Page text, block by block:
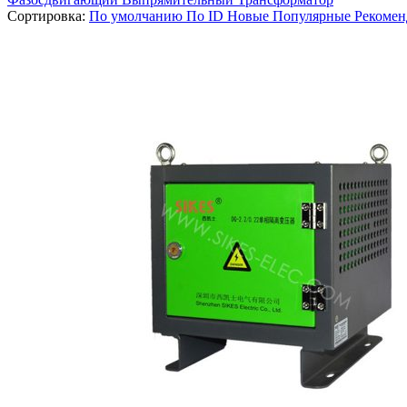
Сортировка: По умолчанию По ID Новые Популярные